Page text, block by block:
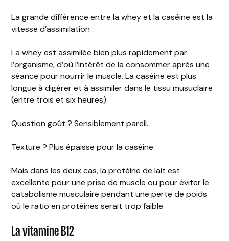
La grande différence entre la whey et la caséine est la
vitesse d’assimilation :
La whey est assimilée bien plus rapidement par
l’organisme, d’où l’intérêt de la consommer après une
séance pour nourrir le muscle. La caséine est plus
longue à digérer et à assimiler dans le tissu musuclaire
(entre trois et six heures).
Question goût ? Sensiblement pareil.
Texture ? Plus épaisse pour la caséine.
Mais dans les deux cas, la protéine de lait est
excellente pour une prise de muscle ou pour éviter le
catabolisme musculaire pendant une perte de poids
où le ratio en protéines serait trop faible.
La vitamine B12